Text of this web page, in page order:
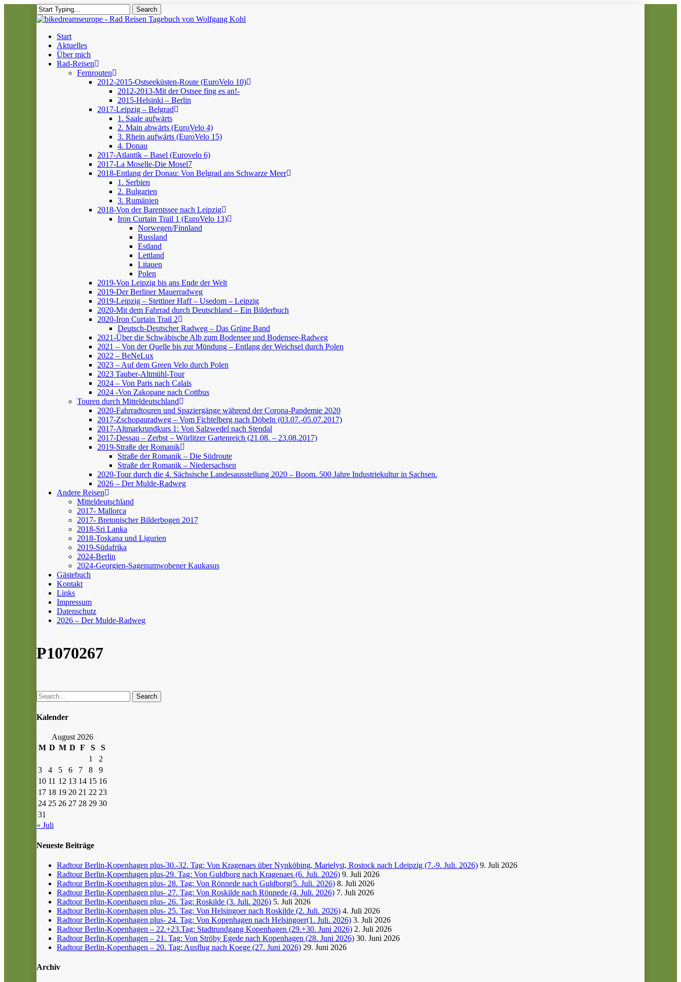
Search
Close
Menu
Start
Aktuelles
Über mich
Rad-Reisen
Fernrouten
2012-2015-Ostseeküsten-Route (EuroVelo 10)
2012-2013-Mit der Ostsee fing es an!-
2015-Helsinki – Berlin
2017-Leipzig – Belgrad
1. Saale aufwärts
2. Main abwärts (EuroVelo 4)
3. Rhein aufwärts (EuroVelo 15)
4. Donau
2017-Atlantik – Basel (Eurovelo 6)
2017-La Moselle-Die Mosel7
2018-Entlang der Donau: Von Belgrad ans Schwarze Meer
1. Serbien
2. Bulgarien
3. Rumänien
2018-Von der Barentssee nach Leipzig
Iron Curtain Trail 1 (EuroVelo 13)
Norwegen/Finnland
Russland
Estland
Lettland
Litauen
Polen
2019-Von Leipzig bis ans Ende der Welt
2019-Der Berliner Mauerradweg
2019-Leipzig – Stettiner Haff – Usedom – Leipzig
2020-Mit dem Fahrrad durch Deutschland – Ein Bilderbuch
2020-Iron Curtain Trail 2
Deutsch-Deutscher Radweg – Das Grüne Band
2021-Über die Schwäbische Alb zum Bodensee und Bodensee-Radweg
2021 – Von der Quelle bis zur Mündung – Entlang der Weichsel durch Polen
2022 – BeNeLux
2023 – Auf dem Green Velo durch Polen
2023 Tauber-Altmühl-Tour
2024 – Von Paris nach Calais
2024 -Von Zakopane nach Cottbus
Touren durch Mitteldeutschland
2020-Fahrradtouren und Spaziergänge während der Corona-Pandemie 2020
2017-Zschopauradweg – Vom Fichtelberg nach Döbeln (03.07.-05.07.2017)
2017-Altmarkrundkurs 1: Von Salzwedel nach Stendal
2017-Dessau – Zerbst – Wörlitzer Gartenreich (21.08. – 23.08.2017)
2019-Straße der Romanik
Straße der Romanik – Die Südroute
Straße der Romanik – Niedersachsen
2020-Tour durch die 4. Sächsische Landesausstellung 2020 – Boom. 500 Jahre Industriekultur in Sachsen.
2026 – Der Mulde-Radweg
Andere Reisen
Mitteldeutschland
2017- Mallorca
2017- Bretonischer Bilderbogen 2017
2018-Sri Lanka
2018-Toskana und Ligurien
2019-Südafrika
2024-Berlin
2024-Georgien-Sagenumwobener Kaukasus
Gästebuch
Kontakt
Links
Impressum
Datenschutz
2026 – Der Mulde-Radweg
P1070267
Search
Kalender
August 2026
M D M D F S
S
1
2
3
4 5 6 7 8
9
10 11 12 13 14 15 16
17 18 19 20 21 22 23
24 25 26 27 28 29 30
31
« Juli
Neueste Beiträge
Radtour Berlin-Kopenhagen plus-30.-32. Tag: Von Kragenaes über Nynköbing, Marielyst, Rostock nach Ldeipzig (7.-9. Juli. 2026) 9. Juli 2026
Radtour Berlin-Kopenhagen plus-29. Tag: Von Guldborg nach Kragenaes (6. Juli. 2026) 9. Juli 2026
Radtour Berlin-Kopenhagen plus- 28. Tag: Von Rönnede nach Guldborg(5. Juli. 2026) 8. Juli 2026
Radtour Berlin-Kopenhagen plus- 27. Tag: Von Roskilde nach Rönnede (4. Juli. 2026) 7. Juli 2026
Radtour Berlin-Kopenhagen plus- 26. Tag: Roskilde (3. Juli. 2026) 5. Juli 2026
Radtour Berlin-Kopenhagen plus- 25. Tag: Von Helsingoer nach Roskilde (2. Juli. 2026) 4. Juli 2026
Radtour Berlin-Kopenhagen plus- 24. Tag: Von Kopenhagen nach Helsingoer(1. Juli. 2026) 3. Juli 2026
Radtour Berlin-Kopenhagen – 22.+23.Tag: Stadtrundgang Kopenhagen (29.+30. Juni 2026) 2. Juli 2026
Radtour Berlin-Kopenhagen – 21. Tag: Von Ströby Egede nach Kopenhagen (28. Juni 2026) 30. Juni 2026
Radtour Berlin-Kopenhagen – 20. Tag: Ausflug nach Koege (27. Juni 2026) 29. Juni 2026
Archiv